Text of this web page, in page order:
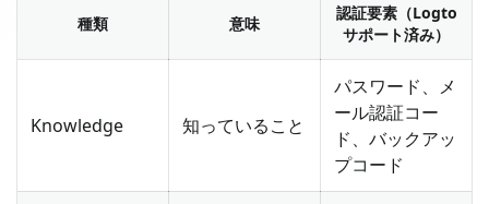
種類 意味
認証要素（Logto
サポート済み）
Knowledge 知っていること
パスワード、メ
ール認証コー
ド、バックアッ
プコード